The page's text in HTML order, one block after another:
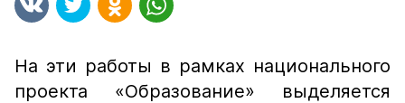
На эти работы в рамках национального
проекта «Образование» выделяется